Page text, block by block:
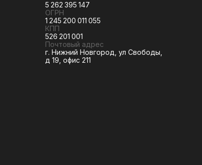
5 262 395 147
ОГРН
1 245 200 011 055
КПП
526 201 001
Почтовый адрес
г. Нижний Новгород, ул Свободы,
д 19, офис 211